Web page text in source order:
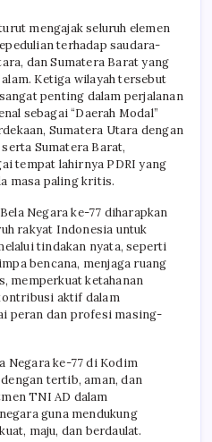
mengajak seluruh elemen
terhadap saudara-
dan Sumatera Barat yang
Ketiga wilayah tersebut
penting dalam perjalanan
sebagai “Daerah Modal”
Sumatera Utara dengan
Sumatera Barat,
tempat lahirnya PDRI yang
masa paling kritis.
Negara ke-77 diharapkan
rakyat Indonesia untuk
tindakan nyata, seperti
bencana, menjaga ruang
memperkuat ketahanan
aktif dalam
peran dan profesi masing-
Negara ke-77 di Kodim
tertib, aman, dan
TNI AD dalam
guna mendukung
maju, dan berdaulat.